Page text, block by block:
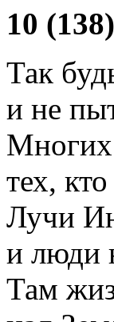
10
Так
и не
Многих
тех,
Лучи
и люди
Там